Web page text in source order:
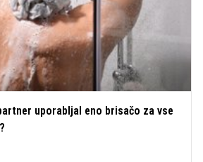
uporabljal eno brisačo za vse